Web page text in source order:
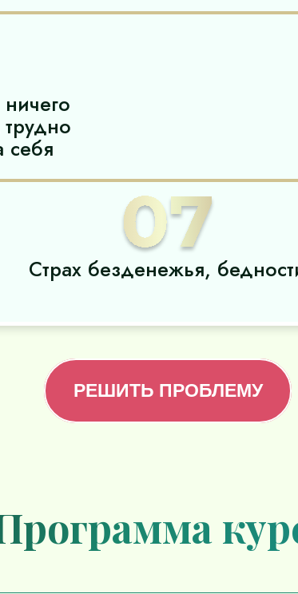
Страх безденежья,
себя
РЕШИТЬ ПРОБЛЕМУ